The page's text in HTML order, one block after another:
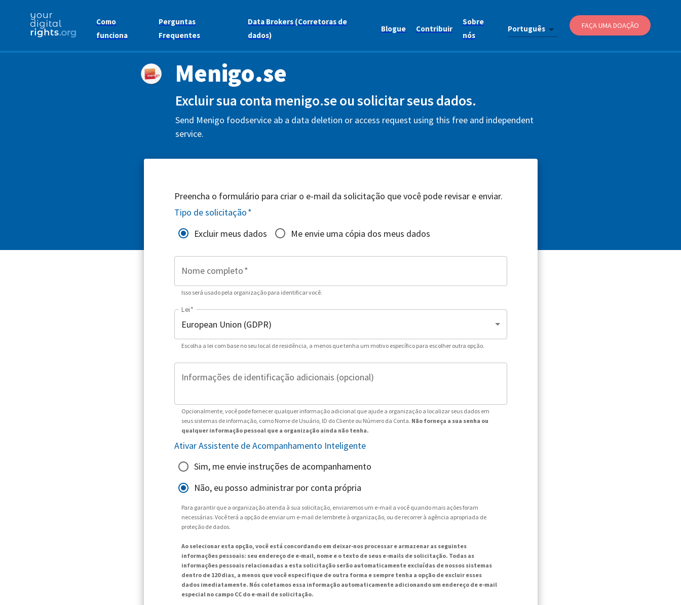
Como
funciona
Perguntas
Frequentes
Data Brokers (Corretoras de
dados)
Blogue Contribuir
Sobre
nós
Português FAÇA UMA DOAÇÃO
Menigo.se
Excluir sua conta menigo.se ou solicitar seus dados.
Send Menigo foodservice ab a data deletion or access request using this free and independent
service.
Preencha o formulário para criar o e-mail da solicitação que você pode revisar e enviar.
Tipo de solicitação*
Excluir meus dados
Me envie uma cópia dos meus dados
Nome completo*
Isso será usado pela organização para identificar você.
Lei*
Escolha a lei com base no seu local de residência, a menos que tenha um motivo específico para escolher outra opção.
Informações de identificação adicionais (opcional)
Opcionalmente, você pode fornecer qualquer informação adicional que ajude a organização a localizar seus dados em
seus sistemas de informação, como Nome de Usuário, ID do Cliente ou Número da Conta. Não forneça a sua senha ou
qualquer informação pessoal que a organização ainda não tenha.
Ativar Assistente de Acompanhamento Inteligente
Sim, me envie instruções de acompanhamento
Não, eu posso administrar por conta própria
Para garantir que a organização atenda à sua solicitação, enviaremos um e-mail a você quando mais ações foram
necessárias. Você terá a opção de enviar um e-mail de lembrete à organização, ou de recorrer à agência apropriada de
proteção de dados.
Ao selecionar esta opção, você está concordando em deixar-nos processar e armazenar as seguintes
informações pessoais: seu endereço de e-mail, nome e o texto de seus e-mails de solicitação. Todas as
informações pessoais relacionadas a esta solicitação serão automaticamente excluídas de nossos sistemas
dentro de 120 dias, a menos que você especifique de outra forma e sempre tenha a opção de excluir esses
dados imediatamente. Nós coletamos essa informação automaticamente adicionando um endereço de e-mail
especial no campo CC do e-mail de solicitação.